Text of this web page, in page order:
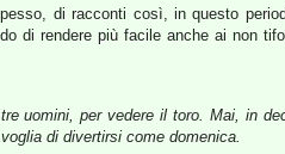
di racconti così, in questo
di rendere più facile anche ai non
uomini, per vedere il toro. Mai, in
di divertirsi come domenica.